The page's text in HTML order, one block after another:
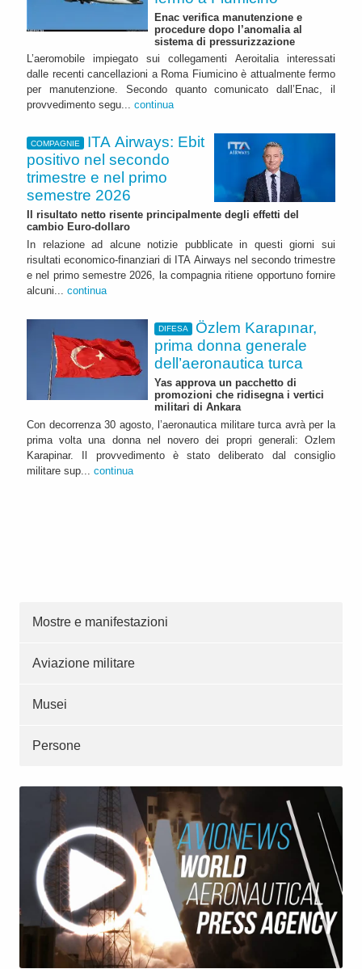
Enac verifica manutenzione e
procedure dopo l’anomalia al
sistema di pressurizzazione
L’aeromobile impiegato sui collegamenti Aeroitalia interessati
dalle recenti cancellazioni a Roma Fiumicino è attualmente fermo
per manutenzione. Secondo quanto comunicato dall’Enac, il
provvedimento segu... continua
COMPAGNIE
ITA Airways: Ebit
positivo nel secondo
trimestre e nel primo
semestre 2026
Il risultato netto risente principalmente degli effetti del
cambio Euro-dollaro
In relazione ad alcune notizie pubblicate in questi giorni sui
risultati economico-finanziari di ITA Airways nel secondo trimestre
e nel primo semestre 2026, la compagnia ritiene opportuno fornire
alcuni... continua
DIFESA
Özlem Karapınar,
prima donna generale
dell’aeronautica turca
Yas approva un pacchetto di
promozioni che ridisegna i vertici
militari di Ankara
Con decorrenza 30 agosto, l’aeronautica militare turca avrà per la
prima volta una donna nel novero dei propri generali: Ozlem
Karapinar. Il provvedimento è stato deliberato dal consiglio
militare sup... continua
Mostre e manifestazioni
Aviazione militare
Musei
Persone